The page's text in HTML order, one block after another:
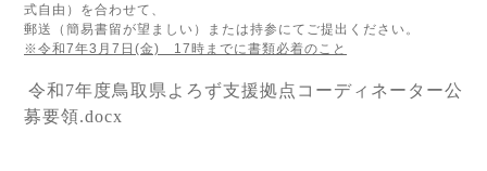
式自由）を合わせて、
郵送（簡易書留が望ましい）または持参にてご提出ください。
※令和7年3月7日(金) 17時までに書類必着のこと
令和7年度鳥取県よろず支援拠点コーディネーター公
募要領.docx